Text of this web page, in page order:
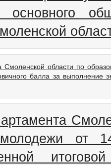
основного
Смоленской области по
балла за выполнение
от